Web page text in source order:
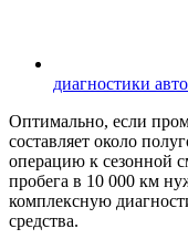
диагностики
Оптимально, если
составляет около
операцию к сезонной
пробега в 10 000 км
комплексную
средства.